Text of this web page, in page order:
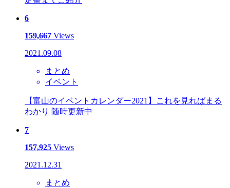
6
159,667 Views
2021.09.08
まとめ
イベント
【富山のイベントカレンダー2021】これを見ればまる
わかり 随時更新中
7
157,925 Views
2021.12.31
まとめ